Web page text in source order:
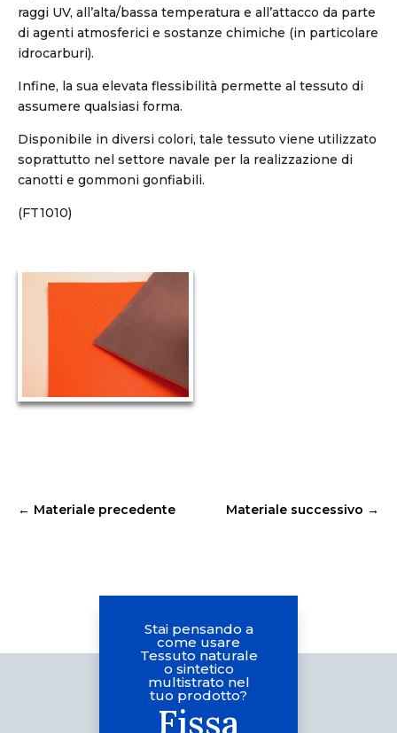
raggi UV, all’alta/bassa temperatura e all’attacco da parte
di agenti atmosferici e sostanze chimiche (in particolare
idrocarburi).
Infine, la sua elevata flessibilità permette al tessuto di
assumere qualsiasi forma.
Disponibile in diversi colori, tale tessuto viene utilizzato
soprattutto nel settore navale per la realizzazione di
canotti e gommoni gonfiabili.
(FT1010)
← Materiale precedente Materiale successivo →
Stai pensando a
come usare
Tessuto naturale
o sintetico
multistrato nel
tuo prodotto?
Fissa